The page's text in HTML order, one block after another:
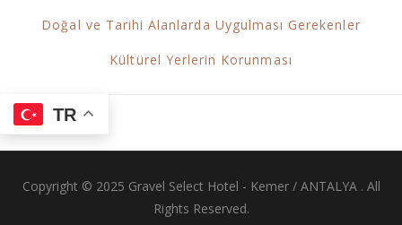
Doğal ve Tarihi Alanlarda Uygulması Gerekenler
Kültürel Yerlerin Korunması
Copyright © 2025 Gravel Select Hotel - Kemer / ANTALYA . All
Rights Reserved.
TR